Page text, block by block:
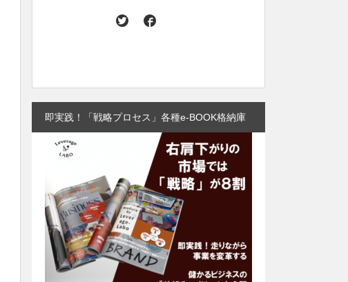
即実践！「戦略プロセス」各種e-BOOK格納庫